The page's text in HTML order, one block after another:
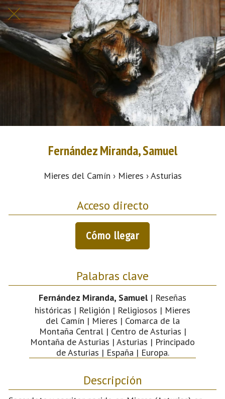
Fernández Miranda, Samuel
Mieres del Camín › Mieres › Asturias
Acceso directo
Cómo llegar
Palabras clave
Fernández Miranda, Samuel| Reseñas
históricas | Religión | Religiosos | Mieres
del Camín | Mieres | Comarca de la
Montaña Central | Centro de Asturias |
Montaña de Asturias | Asturias | Principado
de Asturias | España | Europa.
Descripción